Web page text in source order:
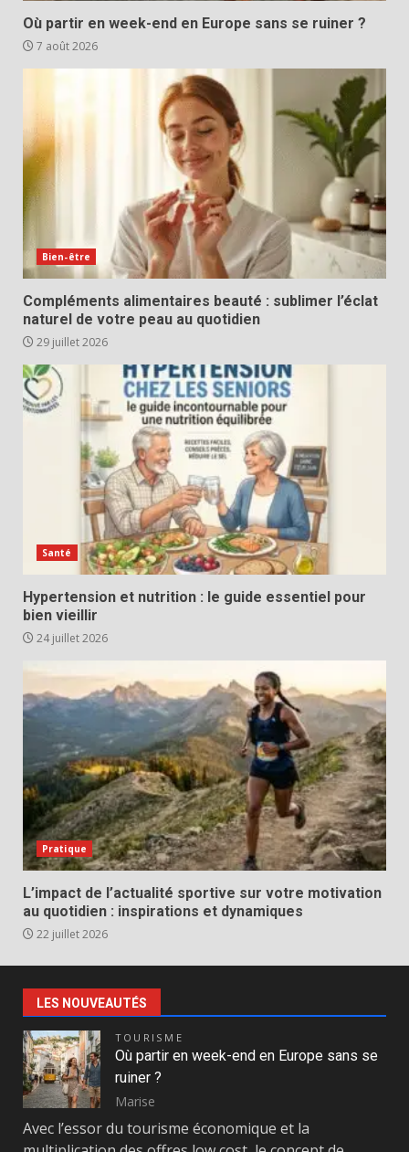
Où partir en week-end en Europe sans se ruiner ?
7 août 2026
Bien-être
Compléments alimentaires beauté : sublimer l’éclat
naturel de votre peau au quotidien
29 juillet 2026
Santé
Hypertension et nutrition : le guide essentiel pour
bien vieillir
24 juillet 2026
Pratique
L’impact de l’actualité sportive sur votre motivation
au quotidien : inspirations et dynamiques
22 juillet 2026
LES NOUVEAUTÉS
TOURISME
Où partir en week-end en Europe sans se
ruiner ?
Marise
Avec l’essor du tourisme économique et la